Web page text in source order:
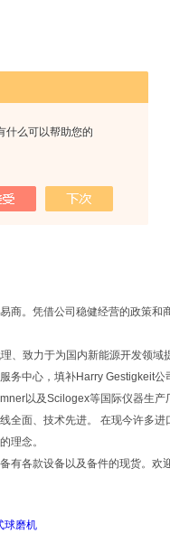
什么可以帮助您的
商。凭借公司稳健经营的政策和
致力于为国内新能源开发领域
中心，填补Harry Gestigkeit公
以及Scilogex等国际仪器生
全面、技术先进。 在现今许多
理念。
有各款设备以及备件的现货。欢
球磨机